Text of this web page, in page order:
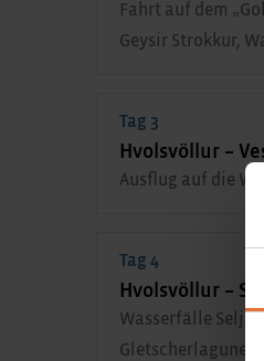
Fahrt auf dem
Geysir Strokkur,
Tag 3
Hvolsvöllur –
Ausflug auf die
Tag 4
Hvolsvöllur –
Wasserfälle
Gletscherlagune